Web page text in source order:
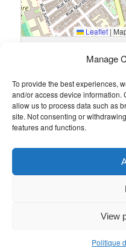
Manage
To provide the best experiences,
and/or access device
allow us to process data such as
site. Not consenting or
features and functions.
View
Politique
Leaflet |
Résultats
Équipe
Taylor Wessing
Deloitte
Ce contenu a été publié par